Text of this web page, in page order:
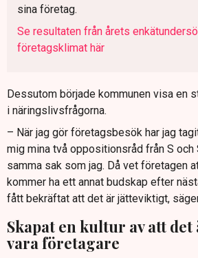
sina företag.
Se resultaten från årets
företagsklimat här
Dessutom började kommunen visa en
i näringslivsfrågorna.
– När jag gör företagsbesök har jag
mig mina två oppositionsråd från S och
samma sak som jag. Då vet företagen
kommer ha ett annat budskap efter
fått bekräftat att det är jätteviktigt,
Skapat en kultur av att
vara företagare